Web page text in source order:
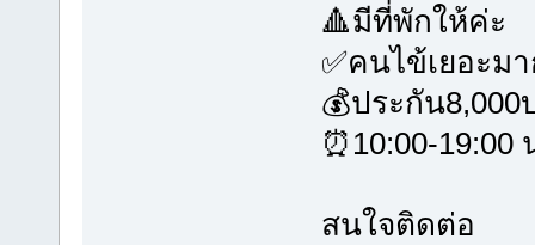
🔺มีที่พักให้ค่ะ
✅คนไข้เยอะม
💰ประกัน8,000
⏰10:00-
สนใจติดต่อ